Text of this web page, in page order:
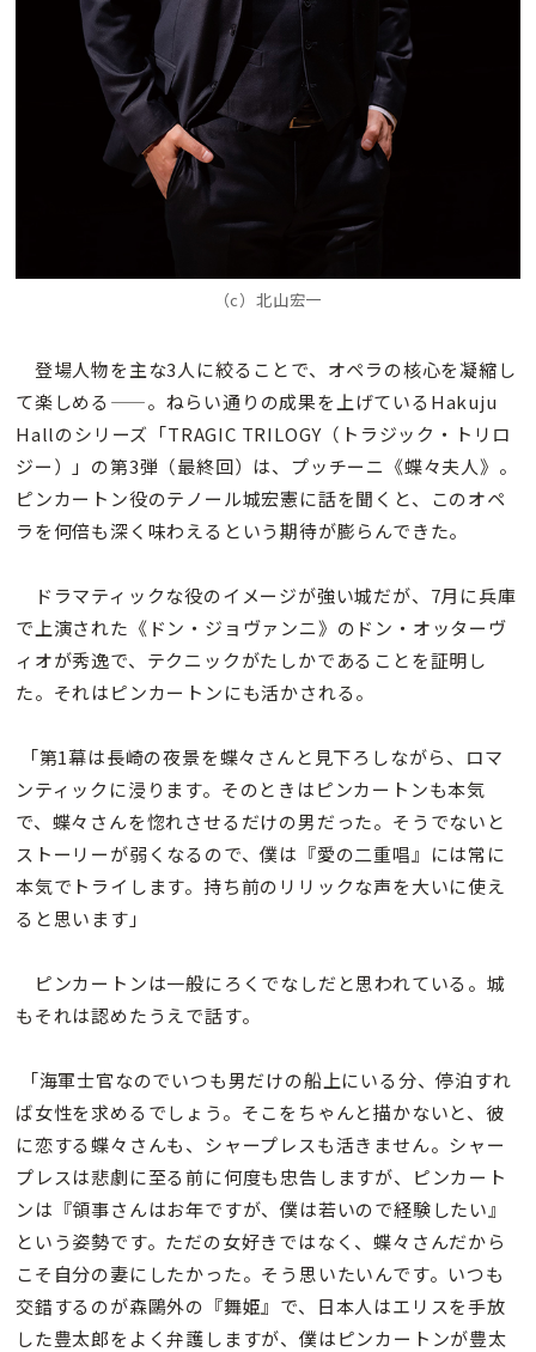
（c）北山宏一
登場人物を主な3人に絞ることで、オペラの核心を凝縮し
て楽しめる——。ねらい通りの成果を上げているHakuju
Hallのシリーズ「TRAGIC TRILOGY（トラジック・トリロ
ジー）」の第3弾（最終回）は、プッチーニ《蝶々夫人》。
ピンカートン役のテノール城宏憲に話を聞くと、このオペ
ラを何倍も深く味わえるという期待が膨らんできた。
ドラマティックな役のイメージが強い城だが、7月に兵庫
で上演された《ドン・ジョヴァンニ》のドン・オッターヴ
ィオが秀逸で、テクニックがたしかであることを証明し
た。それはピンカートンにも活かされる。
「第1幕は長崎の夜景を蝶々さんと見下ろしながら、ロマ
ンティックに浸ります。そのときはピンカートンも本気
で、蝶々さんを惚れさせるだけの男だった。そうでないと
ストーリーが弱くなるので、僕は『愛の二重唱』には常に
本気でトライします。持ち前のリリックな声を大いに使え
ると思います」
ピンカートンは一般にろくでなしだと思われている。城
もそれは認めたうえで話す。
「海軍士官なのでいつも男だけの船上にいる分、停泊すれ
ば女性を求めるでしょう。そこをちゃんと描かないと、彼
に恋する蝶々さんも、シャープレスも活きません。シャー
プレスは悲劇に至る前に何度も忠告しますが、ピンカート
ンは『領事さんはお年ですが、僕は若いので経験したい』
という姿勢です。ただの女好きではなく、蝶々さんだから
こそ自分の妻にしたかった。そう思いたいんです。いつも
交錯するのが森鷗外の『舞姫』で、日本人はエリスを手放
した豊太郎をよく弁護しますが、僕はピンカートンが豊太